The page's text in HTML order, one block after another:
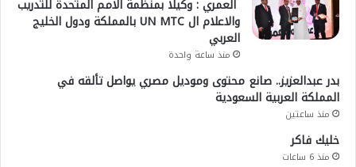
العمري : وكيلا بمنظمة الامم المتحدة للتدريب
والاعلام ال UN MTC بالمملكة ودول الخليج
العربي
منذ ساعة واحدة
بدر عبدالعزيز.. صانع محتوى وموديل مصري يواصل تألقه في
المملكة العربية السعودية
منذ ساعتين
خليك فاكر
منذ 6 ساعات